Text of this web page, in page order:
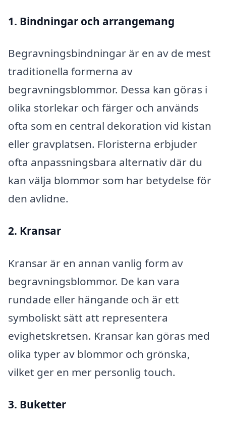
1. Bindningar och arrangemang
Begravningsbindningar är en av de mest
traditionella formerna av
begravningsblommor. Dessa kan göras i
olika storlekar och färger och används
ofta som en central dekoration vid kistan
eller gravplatsen. Floristerna erbjuder
ofta anpassningsbara alternativ där du
kan välja blommor som har betydelse för
den avlidne.
2. Kransar
Kransar är en annan vanlig form av
begravningsblommor. De kan vara
rundade eller hängande och är ett
symboliskt sätt att representera
evighetskretsen. Kransar kan göras med
olika typer av blommor och grönska,
vilket ger en mer personlig touch.
3. Buketter